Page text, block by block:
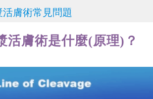
活膚術常見問題
活膚術是什麼(原理)？